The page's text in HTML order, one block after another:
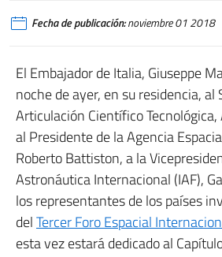
Fecha de publicación:noviembre 01 2018
El Embajador de Italia, Giuseppe
noche de ayer, en su residencia, al
Articulación Científico
al Presidente de la Agencia
Roberto Battiston, a la
Astronáutica Internacional (IAF),
los representantes de los países
delTercer Foro Espacial
esta vez estará dedicado al